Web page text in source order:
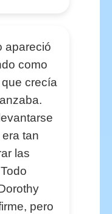
apareció
como
crecía
tan
las
pero